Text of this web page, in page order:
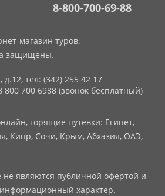
8-800-700-69-88
магазин туров.
защищены.
д.12, тел: (342) 255 42 17
700 6988 (звонок бесплатный)
горящие путевки: Египет,
Кипр, Сочи, Крым, Абхазия, ОАЭ,
являются публичной офертой и
характер.